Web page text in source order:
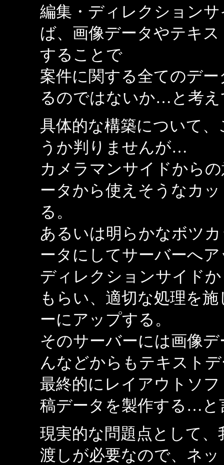
編集・ディレクション
ば、画像データやテキ
することで
案件に関する全てのデ
るのではないか…と考
具体的な構築について
うか判りませんが…
カメラマンサイドから
ータから使えそうなカ
る。
あるいは明らかなボツ
ータにしてサーバーへ
ディレクションサイド
もらい、適切な処理を
ーにアップする。
そのサーバーには画像
んなどからもテキスト
最終的にレイアウトソ
稿データを製作する…と
現実的な問題点として
渡しが必要なので、ネ